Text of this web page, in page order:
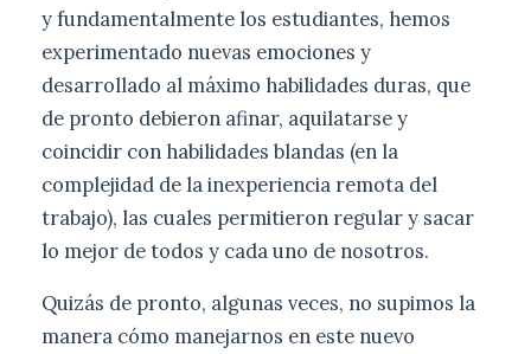
y fundamentalmente los estudiantes, hemos
experimentado nuevas emociones y
desarrollado al máximo habilidades duras, que
de pronto debieron afinar, aquilatarse y
coincidir con habilidades blandas (en la
complejidad de la inexperiencia remota del
trabajo), las cuales permitieron regular y sacar
lo mejor de todos y cada uno de nosotros.
Quizás de pronto, algunas veces, no supimos la
manera cómo manejarnos en este nuevo